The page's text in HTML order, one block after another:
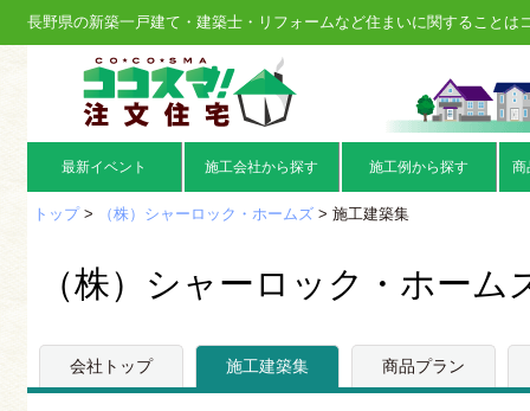
長野県の新築一戸建て・建築士・リフォームなど住まいに関することは
最新イベント 施工会社から探す 施工例から探す 商
トップ> （株）シャーロック・ホームズ> 施工建築集
（株）シャーロック・ホーム
会社トップ 施工建築集 商品プラン